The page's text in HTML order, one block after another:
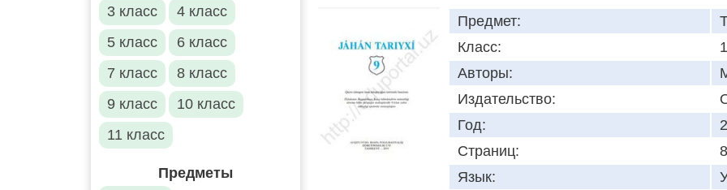
3 класс
4 класс
5 класс
6 класс
7 класс
8 класс
9 класс
10 класс
11 класс
Предметы
Предмет:
Класс:
Авторы:
Издательство:
Год:
Страниц:
Язык: